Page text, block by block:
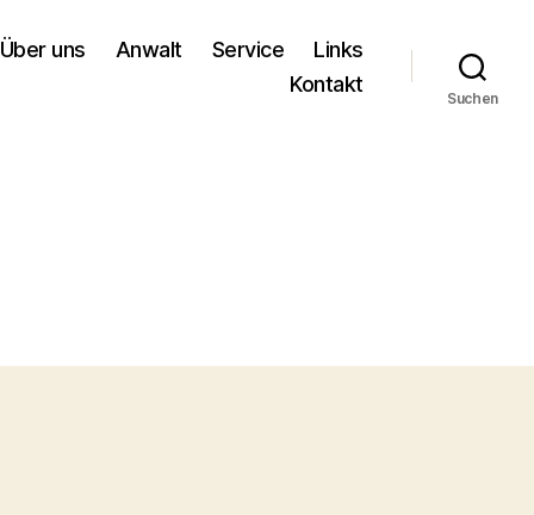
Über uns Anwalt Service
Links
Kontakt
Suchen